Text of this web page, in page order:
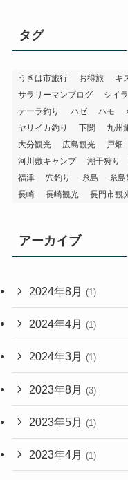
タグ
うきは市旅行 お得旅 キ
サラリーマンブログ
シイラ
テーラ釣り
ハゼ ハモ
ヤリイカ釣り
下関 九州
大分観光
広島観光 戸畑
河川敷キャンプ
潮干狩り
福津
穴釣り 糸島 糸島
長崎
長崎観光 長門市観
アーカイブ
2024年8月 (1)
2024年4月 (1)
2024年3月 (1)
2023年8月 (3)
2023年5月 (1)
2023年4月 (1)